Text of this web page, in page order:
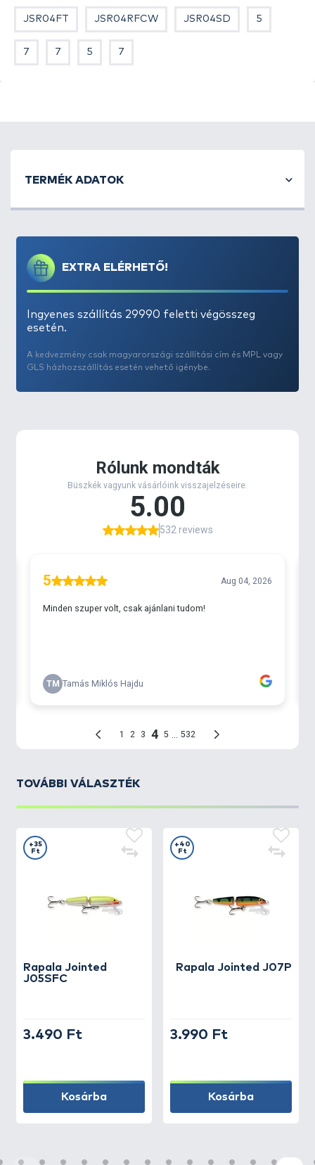
JSR04FT JSR04RFCW JSR04SD 5
7 7 5 7
EXTRA ELÉRHETŐ!
Ingyenes szállítás 29990 feletti végösszeg
esetén.
A kedvezmény csak magyarországi szállítási cím és MPL vagy
GLS házhozszállítás esetén vehető igénybe.
TOVÁBBI VÁLASZTÉK
Rapala Jointed
J05SFC
+35
Ft
3.490 Ft
Kosárba
Rapala Jointed J07P
+40
Ft
3.990 Ft
Kosárba
TERMÉK ADATOK